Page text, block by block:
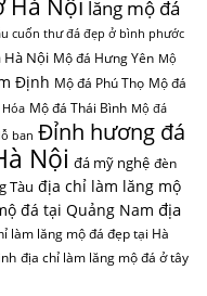
lăng mộ đá
cuốn thư đá đẹp ở bình phước
Hà Nội Mộ đá Hưng Yên Mộ
Định Mộ đá Phú Thọ Mộ đá
Mộ đá Thái Bình Mộ đá
ban Đỉnh hương đá
Nội đá mỹ nghệ đèn
Tàu địa chỉ làm lăng mộ
đá tại Quảng Nam địa
làm lăng mộ đá đẹp tại Hà
địa chỉ làm lăng mộ đá ở tây